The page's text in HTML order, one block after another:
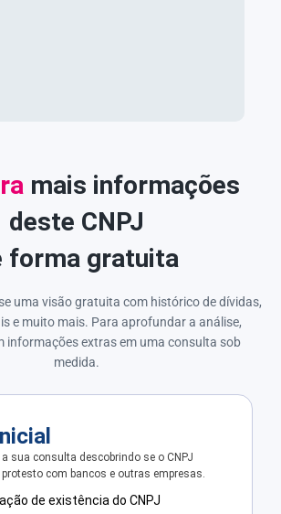
mais informações
deste CNPJ
forma gratuita
uma visão gratuita com histórico de dívidas,
e muito mais. Para aprofundar a análise,
informações extras em uma consulta sob
medida.
sua consulta descobrindo se o CNPJ
com bancos e outras empresas.
de existência do CNPJ